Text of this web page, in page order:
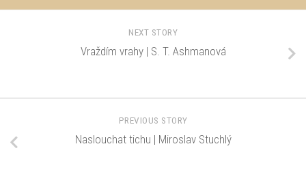
NEXT STORY
Vraždím vrahy | S. T. Ashmanová
PREVIOUS STORY
Naslouchat tichu | Miroslav Stuchlý